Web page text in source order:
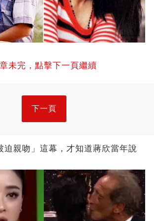
未完，點擊下一頁繼續
下一頁
迫親吻」這幕，才知道蔣欣當年說